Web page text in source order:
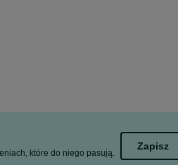
które do niego pasują.
Zapisz